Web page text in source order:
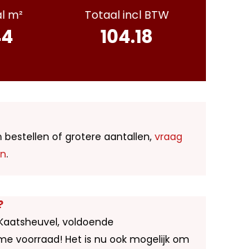
m² Totaal incl BTW
104.18
of grotere aantallen, vraag
.
voldoende
voorraad! Het is nu ook mogelijk om